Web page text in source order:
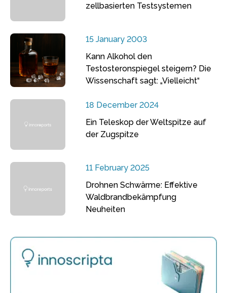
zellbasierten Testsystemen
15 January 2003
Kann Alkohol den
Testosteronspiegel steigern? Die
Wissenschaft sagt: „Vielleicht“
18 December 2024
Ein Teleskop der Weltspitze auf
der Zugspitze
11 February 2025
Drohnen Schwärme: Effektive
Waldbrandbekämpfung
Neuheiten